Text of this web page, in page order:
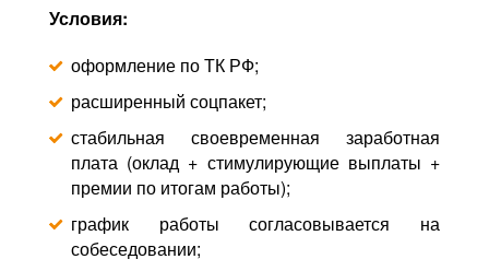
Условия:
оформление по ТК РФ;
расширенный соцпакет;
стабильная своевременная заработная
плата (оклад + стимулирующие выплаты +
премии по итогам работы);
график работы согласовывается на
собеседовании;